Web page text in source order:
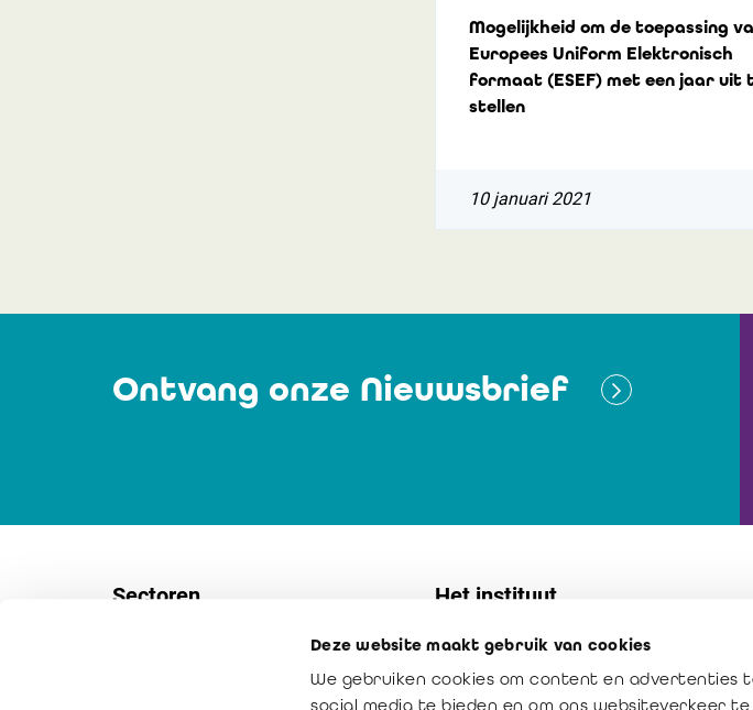
Deze website maakt gebruik van cookies
We gebruiken cookies om content en advertenties
social media te bieden en om ons websiteverkeer
Mogelijkheid om de toepassing
Europees Uniform Elektronisch
formaat (ESEF) met een jaar uit
stellen
10 januari 2021
Ontvang onze Nieuwsbrief
Sectoren Het instituut
Contact